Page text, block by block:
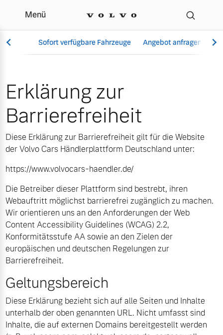
Erklärung zur
Menü
Sofort verfügbare Fahrzeuge Angebot anfragen
Vollelektrisch
6 Modelle
Plug-in Hybrid
3 Modelle
Mild-Hybrid
4 Modelle
Aktuelle Angebote
Geschäftskunden
Volvo Gebrauchtwagenbörse
Gebrauchtwagen
Volvo kauft Ihr Auto
Aktuelle Zubehörangebote
Über uns
Unser Team
Kontakt und Anfahrt
Unsere News & Events
Erklärung zur
Barrierefreiheit
Diese Erklärung zur Barrierefreiheit gilt für die Website
der Volvo Cars Händlerplattform Deutschland unter:
https://www.volvocars-haendler.de/
Die Betreiber dieser Plattform sind bestrebt, ihren
Webauftritt möglichst barrierefrei zugänglich zu machen.
Wir orientieren uns an den Anforderungen der Web
Content Accessibility Guidelines (WCAG) 2.2,
Konformitätsstufe AA sowie an den Zielen der
europäischen und deutschen Regelungen zur
Barrierefreiheit.
Geltungsbereich
Diese Erklärung bezieht sich auf alle Seiten und Inhalte
unterhalb der oben genannten URL. Nicht umfasst sind
Inhalte, die auf externen Domains bereitgestellt werden